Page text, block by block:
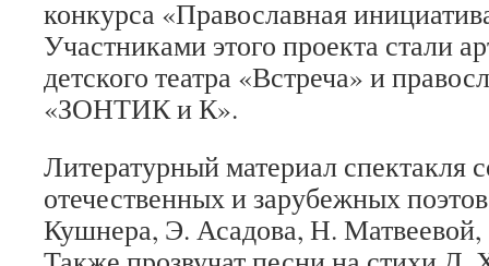
конкурса «Православная
Участниками этого проекта стали
детского театра «Встреча» и
«ЗОНТИК и К».
Литературный материал спектакля
отечественных и зарубежных
Кушнера, Э. Асадова, Н.